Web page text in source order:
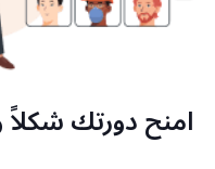
امنح دورتك شكلاً